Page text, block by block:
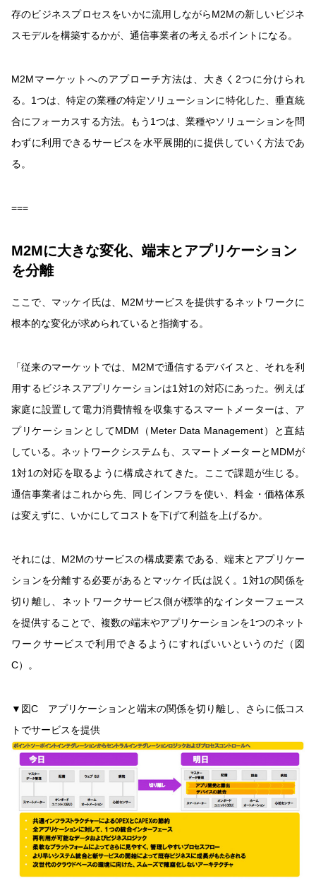
存のビジネスプロセスをいかに流用しながらM2Mの新しいビジネ
スモデルを構築するかが、通信事業者の考えるポイントになる。
M2Mマーケットへのアプローチ方法は、大きく2つに分けられ
る。1つは、特定の業種の特定ソリューションに特化した、垂直統
合にフォーカスする方法。もう1つは、業種やソリューションを問
わずに利用できるサービスを水平展開的に提供していく方法であ
る。
===
M2Mに大きな変化、端末とアプリケーション
を分離
ここで、マッケイ氏は、M2Mサービスを提供するネットワークに
根本的な変化が求められていると指摘する。
「従来のマーケットでは、M2Mで通信するデバイスと、それを利
用するビジネスアプリケーションは1対1の対応にあった。例えば
家庭に設置して電力消費情報を収集するスマートメーターは、ア
プリケーションとしてMDM（Meter Data Management）と直結
している。ネットワークシステムも、スマートメーターとMDMが
1対1の対応を取るように構成されてきた。ここで課題が生じる。
通信事業者はこれから先、同じインフラを使い、料金・価格体系
は変えずに、いかにしてコストを下げて利益を上げるか。
それには、M2Mのサービスの構成要素である、端末とアプリケー
ションを分離する必要があるとマッケイ氏は説く。1対1の関係を
切り離し、ネットワークサービス側が標準的なインターフェース
を提供することで、複数の端末やアプリケーションを1つのネット
ワークサービスで利用できるようにすればいいというのだ（図
C）。
▼図C アプリケーションと端末の関係を切り離し、さらに低コス
トでサービスを提供